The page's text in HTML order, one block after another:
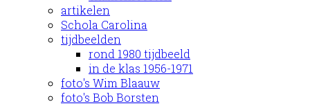
artikelen
Schola Carolina
tijdbeelden
rond 1980 tijdbeeld
in de klas 1956-1971
foto's Wim Blaauw
foto's Bob Borsten